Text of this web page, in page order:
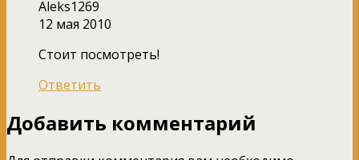
Aleks1269
12 мая 2010
Стоит посмотреть!
Ответить
Добавить комментарий